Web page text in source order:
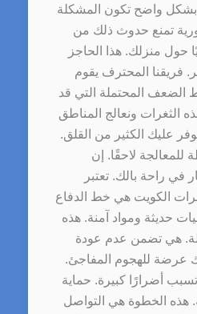
واضح تكون المشكلة
تمنع حدوث ذلك من
حول منزلك. هذا الحاجز
فريقنا المحترف يقوم
الضعف المحتملة التي قد
الثغرات ونعالج المناطق
عليك الكثير من القلق.
للمعالجة لاحقًا. إن
في راحة بالك. تعتبر
الكويت هي خط الدفاع
حديثة ومواد آمنة. هذه
هي تضمن عدم عودة
عرضة للهجوم المفاجئ.
أضرارًا كبيرة. حماية
هذه الخطوة هي التواصل